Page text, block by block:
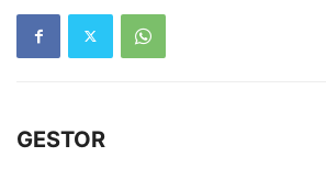
GESTOR